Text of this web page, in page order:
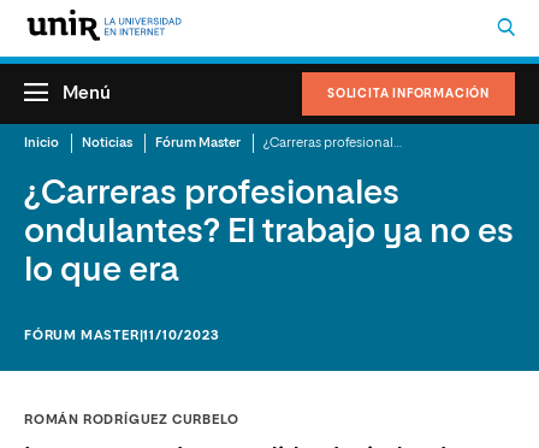
SOLICITA INFORMACIÓN
Menú
Inicio Noticias Fórum Master
¿Carreras profesionales
ondulantes? El trabajo ya no es
lo que era
FÓRUM MASTER |11/10/2023
ROMÁN RODRÍGUEZ CURBELO